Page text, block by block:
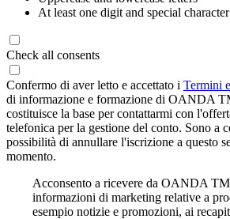
At least one digit and special character
Check all consents
Confermo di aver letto e accettato i Termini
di informazione e formazione di OANDA
costituisce la base per contattarmi con
telefonica per la gestione del conto. Sono a
possibilità di annullare l'iscrizione a questo
momento.
Acconsento a ricevere da OANDA
informazioni di marketing relative a
esempio notizie e promozioni, ai